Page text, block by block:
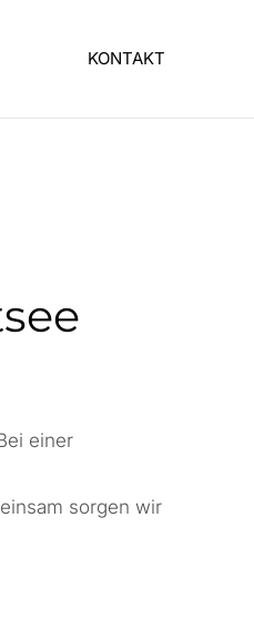
KONTAKT
einer
sorgen wir